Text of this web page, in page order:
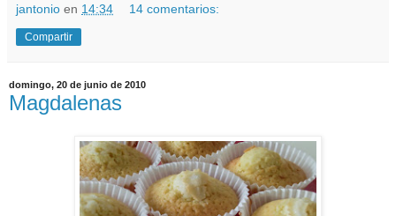
jantonio en 14:34 14 comentarios:
Compartir
domingo, 20 de junio de 2010
Magdalenas